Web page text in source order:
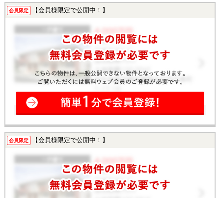
会員限定 【会員様限定で公開中！】
会員限定 【会員様限定で公開中！】